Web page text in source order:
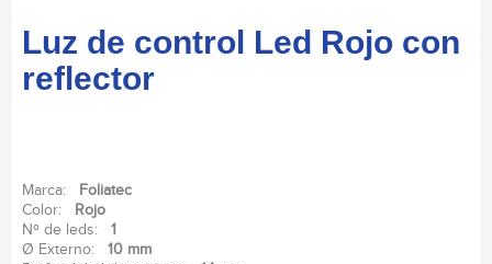
Luz de control Led Rojo con
reflector
Marca: Foliatec
Color: Rojo
Nº de leds: 1
Ø Externo: 10 mm